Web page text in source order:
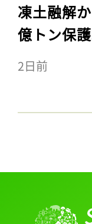
凍土融解
億トン保
2日前